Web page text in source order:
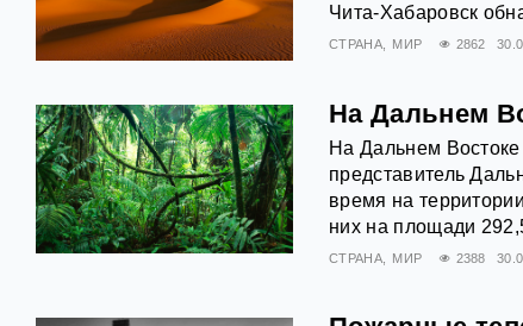
Чита-Хабаровск
СТРАНА МИР 2862
На Дальнем
На Дальнем
представитель
время на
них на площади
СТРАНА МИР 2388